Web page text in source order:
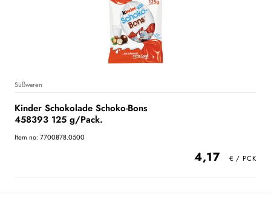
Süßwaren
Kinder Schokolade Schoko-Bons
458393 125 g/Pack.
Item no: 7700878.0500
4,17